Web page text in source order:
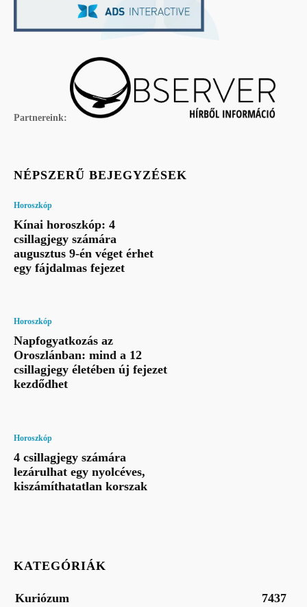
Partnereink:
NÉPSZERŰ BEJEGYZÉSEK
Horoszkóp
Kínai horoszkóp: 4
csillagjegy számára
augusztus 9-én véget érhet
egy fájdalmas fejezet
Horoszkóp
Napfogyatkozás az
Oroszlánban: mind a 12
csillagjegy életében új fejezet
kezdődhet
Horoszkóp
4 csillagjegy számára
lezárulhat egy nyolcéves,
kiszámíthatatlan korszak
KATEGÓRIÁK
Kuriózum
7437